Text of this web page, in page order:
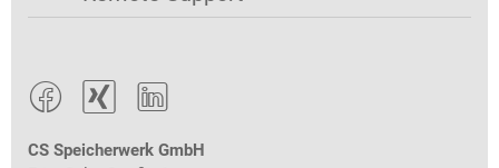
  
CS Speicherwerk GmbH